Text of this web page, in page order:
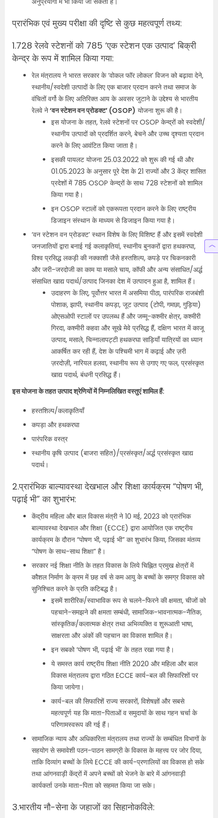
प्रारंभिक एवं मुख्य परीक्षा की दृष्टि से कुछ महत्वपूर्ण तथ्य:
1.728 रेलवे स्टेशनों को 785 ‘एक स्टेशन एक उत्पाद’ बिक्री
केन्द्र के रूप में शामिल किया गया:
रेल मंत्रालय ने भारत सरकार के ‘वोकल फॉर लोकल’ विजन को बढ़ावा देने,
स्थानीय/स्वदेशी उत्पादों के लिए एक बाजार प्रदान करने तथा समाज के
वंचितों वर्गो के लिए अतिरिक्त आय के अवसर जुटाने के उद्देश्य से भारतीय
रेलवे ने‘वन स्टेशन वन प्रोडक्ट’ (OSOP) योजना शुरू की है।
इस योजना के तहत, रेलवे स्टेशनों पर OSOP केन्द्रों को स्वदेशी/
स्थानीय उत्पादों को प्रदर्शित करने, बेचने और उच्च दृश्यता प्रदान
करने के लिए आवंटित किया जाता है।
इसकी पायलट योजना 25.03.2022 को शुरू की गई थी और
01.05.2023 के अनुसार पूरे देश के 21 राज्यों और 3 केंद्र शासित
प्रदेशों में 785 OSOP केन्द्रों के साथ 728 स्टेशनों को शामिल
किया गया है।
इन OSOP स्टालों को एकरूपता प्रदान करने के लिए राष्ट्रीय
डिजाइन संस्थान के माध्यम से डिजाइन किया गया है।
‘वन स्टेशन वन प्रोडक्ट’ स्थान विशेष के लिए विशिष्ट हैं और इसमें स्वदेशी
जनजातियों द्वारा बनाई गई कलाकृतियां, स्थानीय बुनकरों द्वारा हथकरघा,
विश्व प्रसिद्ध लकड़ी की नक्काशी जैसे हस्तशिल्प, कपड़े पर चिकनकारी
और जरी-जरदोजी का काम या मसाले चाय, कॉफी और अन्य संसाधित/अर्द्ध
संसाधित खाद्य पदार्थ/उत्पाद जिनका देश में उत्पादन हुआ है, शामिल हैं।
उदाहरण के लिए, पूर्वोत्तर भारत में असमिया पीठा, पारंपरिक राजबंशी
पोशाक, झापी, स्थानीय कपड़ा, जूट उत्पाद (टोपी, गमछा, गुड़िया)
ओएसओपी स्टालों पर उपलब्ध हैं और जम्मू-कश्मीर क्षेत्र, कश्मीरी
गिरदा, कश्मीरी कहवा और सूखे मेवे प्रसिद्ध हैं, दक्षिण भारत में काजू
उत्पाद, मसाले, चिन्नालापट्टी हथकरघा साड़ियाँ यात्रियों का ध्यान
आकर्षित कर रही हैं, देश के पश्चिमी भाग में कढ़ाई और ज़री
ज़रदोज़ी, नारियल हलवा, स्थानीय रूप से उगाए गए फल, प्रसंस्कृत
खाद्य पदार्थ, बंधनी प्रसिद्ध हैं।
इस योजना के तहत उत्पाद श्रेणियों में निम्नलिखित वस्तुएं शामिल हैं:
हस्तशिल्प/कलाकृतियाँ
कपड़ा और हथकरघा
पारंपरिक वस्त्र
स्थानीय कृषि उत्पाद (बाजरा सहित)/प्रसंस्कृत/अर्द्ध प्रसंस्कृत खाद्य
पदार्थ।
2.प्रारंभिक बाल्यावस्था देखभाल और शिक्षा कार्यक्रम “पोषण भी,
पढ़ाई भी” का शुभारंभ:
केंद्रीय महिला और बाल विकास मंत्री ने 10 मई, 2023 को प्रारंभिक
बाल्यावस्था देखभाल और शिक्षा (ECCE) द्वारा आयोजित एक राष्ट्रीय
कार्यक्रम के दौरान “पोषण भी, पढ़ाई भी” का शुभारंभ किया, जिसका मंतव्य
“पोषण के साथ-साथ शिक्षा” है।
सरकार नई शिक्षा नीति के तहत विकास के लिये चिह्नित प्रमुख क्षेत्रों में
कौशल निर्माण के क्रम में छह वर्ष से कम आयु के बच्चों के समग्र विकास को
सुनिश्चित करने के प्रति कटिबद्ध है।
इसमें शारीरिक/स्वाभाविक रूप से चलने-फिरने की क्षमता, चीजों को
पहचाने-समझने की क्षमता सम्बंधी, सामाजिक-भावनात्मक-नैतिक,
सांस्कृतिक/कलात्मक क्षेत्र तथा अभिव्यक्ति व शुरूआती भाषा,
साक्षरता और अंकों की पहचान का विकास शामिल है।
इन सबको ‘पोषण भी, पढ़ाई भी’ के तहत रखा गया है।
ये समस्त कार्य राष्ट्रीय शिक्षा नीति 2020 और महिला और बाल
विकास मंत्रालय द्वारा गठित ECCE कार्य-बल की सिफारिशों पर
किया जायेगा।
कार्य-बल की सिफारिशें राज्य सरकारों, विशेषज्ञों और सबसे
महत्वपूर्ण यह कि माता-पिताओं व समुदायों के साथ गहन चर्चा के
परिणामस्वरूप की गई हैं।
सामाजिक न्याय और अधिकारिता मंत्रालय तथा राज्यों के सम्बंधित विभागों के
सहयोग से समावेशी पठन-पाठन सामग्री के विकास के महत्त्व पर जोर दिया,
ताकि दिव्यांग बच्चों के लिये ECCE की कार्य-प्रणालियों का विकास हो सके
तथा आंगनवाड़ी केंद्रों में अपने बच्चों को भेजने के बारे में आंगनवाड़ी
कार्यकर्ता उनके माता-पिता को सहमत किया जा सके।
3.भारतीय नौ-सेना के जहाजों का सिहानोकविले: